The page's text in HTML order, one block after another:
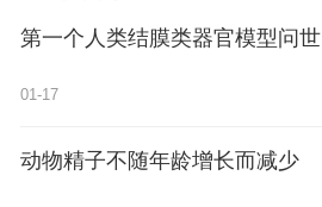
第一个人类结膜类器官模型问世
01-17
动物精子不随年龄增长而减少